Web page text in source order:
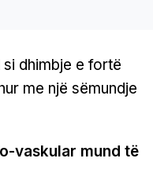
dhimbje e fortë
me një sëmundje
vaskular mund të